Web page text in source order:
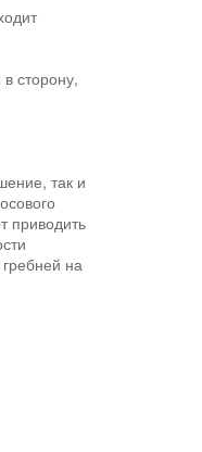
сторону,
так и
приводить
на